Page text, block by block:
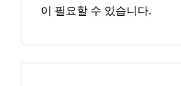
이 필요할 수 있습니다.